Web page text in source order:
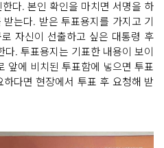
다. 본인 확인을 마치면 서명을 하
는다. 받은 투표용지를 가지고 기
자신이 선출하고 싶은 대통령 후
. 투표용지는 기표한 내용이 보이
앞에 비치된 투표함에 넣으면 투표
다면 현장에서 투표 후 요청해 받